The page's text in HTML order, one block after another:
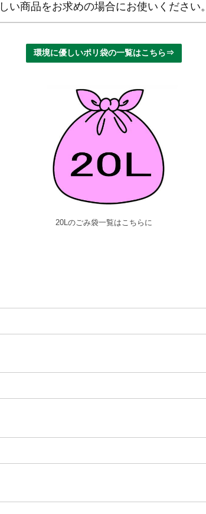
い商品をお求めの場合にお使いください。
環境に優しいポリ袋の一覧はこちら⇒
20Lのごみ袋一覧はこちらに